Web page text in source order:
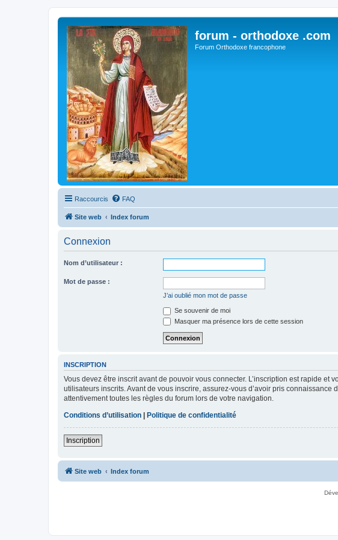
forum - orthodoxe .com
Forum Orthodoxe francophone
Raccourcis FAQ
Site web Index forum
Connexion
Nom d’utilisateur :
Mot de passe :
J’ai oublié mon mot de passe
Se souvenir de moi
Masquer ma présence lors de cette session
INSCRIPTION
Vous devez être inscrit avant de pouvoir vous connecter. L’inscription est rapide
utilisateurs inscrits. Avant de vous inscrire, assurez-vous d’avoir pris
attentivement toutes les règles du forum lors de votre navigation.
Conditions d’utilisation | Politique de confidentialité
Inscription
Site web Index forum